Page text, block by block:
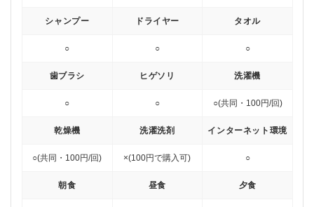
シャンプー
○
ドライヤー
○
タオル
○
歯ブラシ
○
ヒゲソリ
○
洗濯機
○(共同・100円/回)
乾燥機
○(共同・100円/回)
洗濯洗剤
×(100円で購入可)
インターネット環境
○
朝食 昼食 夕食